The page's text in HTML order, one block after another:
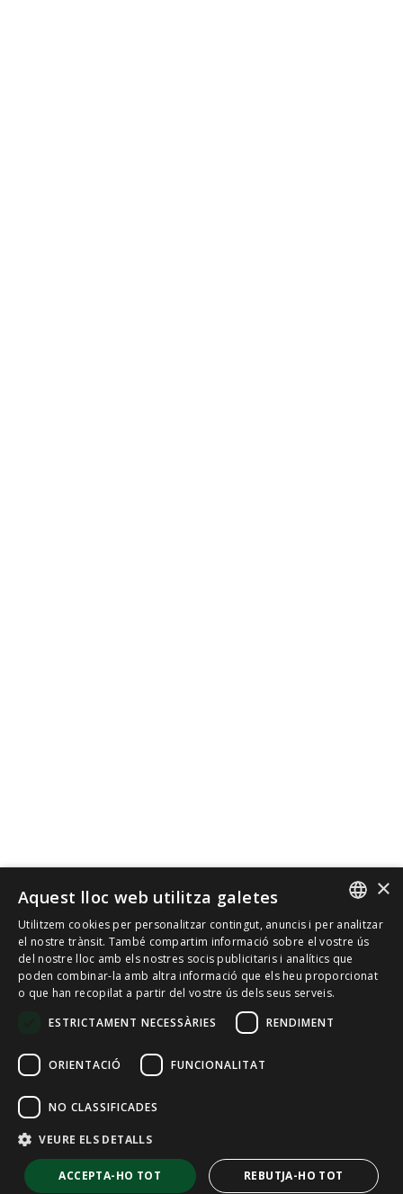
SPANISH
CAT
×
Aquest lloc web utilitza galetes
Utilitzem cookies per personalitzar contingut, anuncis i per analitzar
el nostre trànsit. També compartim informació sobre el vostre ús
del nostre lloc amb els nostres socis publicitaris i analítics que
poden combinar-la amb altra informació que els heu proporcionat
o que han recopilat a partir del vostre ús dels seus serveis.
ESTRICTAMENT NECESSÀRIES
RENDIMENT
ORIENTACIÓ FUNCIONALITAT
NO CLASSIFICADES
VEURE ELS DETALLS
ACCEPTA-HO TOT REBUTJA-HO TOT